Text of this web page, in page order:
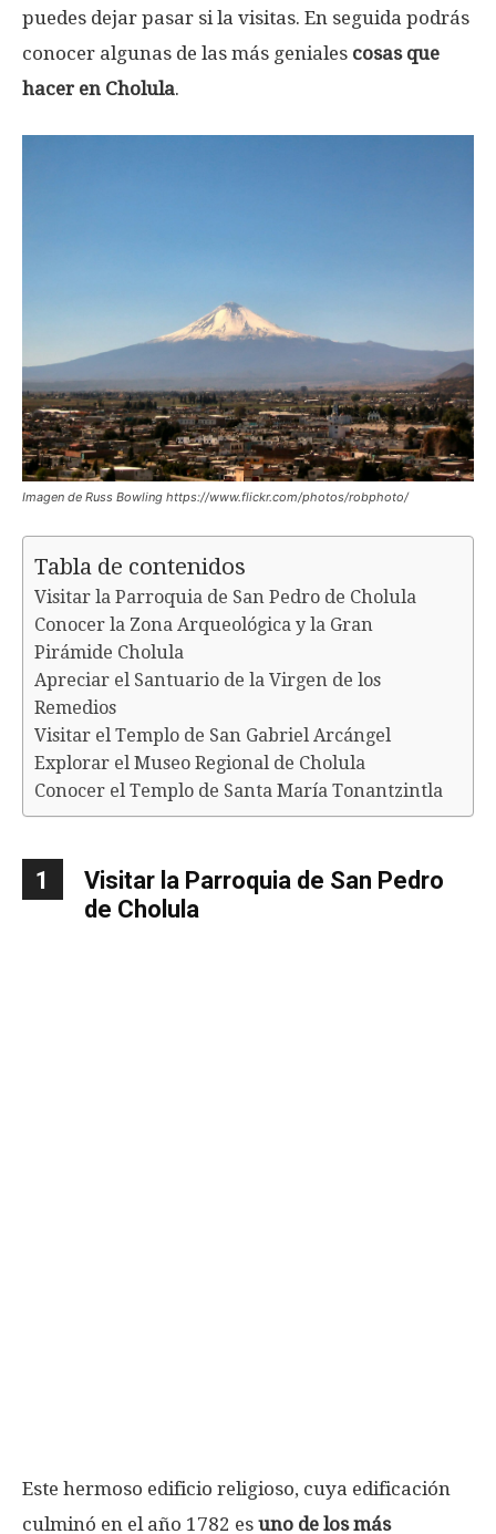
puedes dejar pasar si la visitas. En seguida podrás
conocer algunas de las más geniales cosas que
hacer en Cholula.
Imagen de Russ Bowling https://www.flickr.com/photos/robphoto/
Tabla de contenidos
Visitar la Parroquia de San Pedro de Cholula
Conocer la Zona Arqueológica y la Gran
Pirámide Cholula
Apreciar el Santuario de la Virgen de los
Remedios
Visitar el Templo de San Gabriel Arcángel
Explorar el Museo Regional de Cholula
Conocer el Templo de Santa María Tonantzintla
1
Visitar la Parroquia de San Pedro
de Cholula
Este hermoso edificio religioso, cuya edificación
culminó en el año 1782 es uno de los más